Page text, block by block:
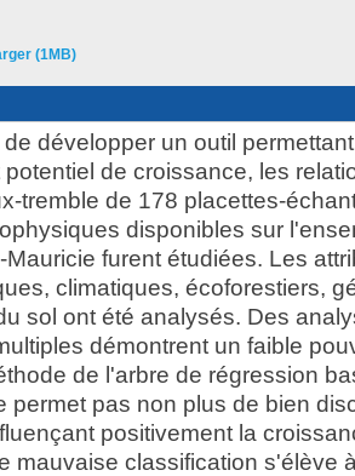
(1MB)
développer un outil
de croissance, les
tremble de 178 placettes-
disponibles sur
Mauricie furent étudiées. Les
climatiques, écoforestiers,
sol ont été analysés. Des
démontrent un faible
de l'arbre de régression
permet pas non plus de bien
positivement la
mauvaise classification s'élève